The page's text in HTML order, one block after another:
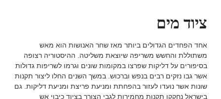
ציוד מים
אחד הפחדים הגדולים ביותר מאז שחר האנושות הוא מאש
משתוללת והחשש משריפה שיוצאת משליטה. ההיסטוריה רצופה
בסיפורים על דליקות שפרצו במקומות שונים וגרמו לשריפות גדולות
אשר גבו נזקים רבים בנפש וברכוש. במשך השנים החלו ליצור תקנות
שונות אשר נועדו לעזור בהפחתת ומניעת פריצת ומניעת דליקות. גם
בישראל נחקקו תקנות מחמירות לגבי הצורך בציוד כיבוי אש